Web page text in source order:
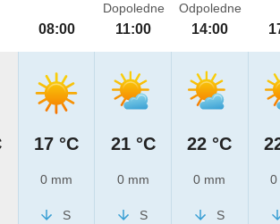
08:00
17 °C
0 mm
S
Dopoledne
11:00
21 °C
0 mm
S
Odpoledne
14:00
22 °C
0 mm
S
0